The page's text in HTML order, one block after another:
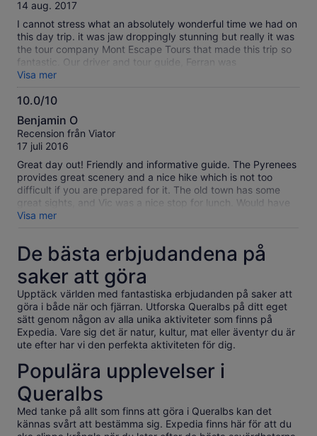
våra
recensioner
14 aug. 2017
I cannot stress what an absolutely wonderful time we had on
this day trip. it was jaw droppingly stunning but really it was
the tour company Mont Escape Tours that made this trip so
fantastic. Our driver and tour guide, Ferran was
WONDERFUL. He was very knowledgeable and showed us
so many sites in and around the Pyrenees. 7 STAR
EXPERIENCE!!!
Visa mer
10.0/10
10.0
av
10
Benjamin O
Recension från Viator
17 juli 2016
Great day out! Friendly and informative guide. The Pyrenees
provides great scenery and a nice hike which is not too
difficult if you are prepared for it. The old town has some
great sights, and Vic was a nice stop for lunch. Would have
liked some more guidance in restaurant choice tho : All in all
Visa mer
De bästa erbjudandena på
saker att göra
Upptäck världen med fantastiska erbjudanden på saker att
göra i både när och fjärran. Utforska Queralbs på ditt eget
sätt genom någon av alla unika aktiviteter som finns på
Expedia. Vare sig det är natur, kultur, mat eller äventyr du är
ute efter har vi den perfekta aktiviteten för dig.
Populära upplevelser i
Queralbs
Med tanke på allt som finns att göra i Queralbs kan det
kännas svårt att bestämma sig. Expedia finns här för att du